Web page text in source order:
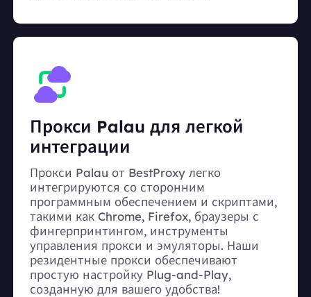
Прокси Palau для легкой
интеграции
Прокси Palau от BestProxy легко
интегрируются со сторонним
программным обеспечением и скриптами,
такими как Chrome, Firefox, браузеры с
фингерпринтингом, инструменты
управления прокси и эмуляторы. Наши
резидентные прокси обеспечивают
простую настройку Plug-and-Play,
созданную для вашего удобства!